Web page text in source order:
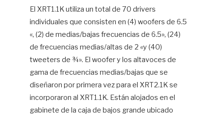
El XRT1.1K utiliza un total de 70 drivers
individuales que consisten en (4) woofers de 6.5
«, (2) de medias/bajas frecuencias de 6.5», (24)
de frecuencias medias/altas de 2 «y (40)
tweeters de ¾». El woofer y los altavoces de
gama de frecuencias medias/bajas que se
diseñaron por primera vez para el XRT2.1K se
incorporaron al XRT1.1K. Están alojados en el
gabinete de la caja de bajos grande ubicado